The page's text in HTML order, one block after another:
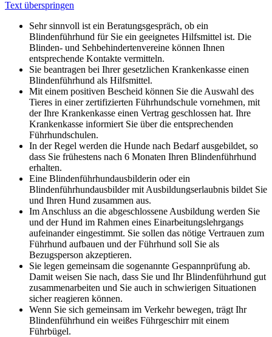
Text überspringen
Sehr sinnvoll ist ein Beratungsgespräch, ob ein
Blindenführhund für Sie ein geeignetes Hilfsmittel ist. Die
Blinden- und Sehbehindertenvereine können Ihnen
entsprechende Kontakte vermitteln.
Sie beantragen bei Ihrer gesetzlichen Krankenkasse einen
Blindenführhund als Hilfsmittel.
Mit einem positiven Bescheid können Sie die Auswahl des
Tieres in einer zertifizierten Führhundschule vornehmen, mit
der Ihre Krankenkasse einen Vertrag geschlossen hat. Ihre
Krankenkasse informiert Sie über die entsprechenden
Führhundschulen.
In der Regel werden die Hunde nach Bedarf ausgebildet, so
dass Sie frühestens nach 6 Monaten Ihren Blindenführhund
erhalten.
Eine Blindenführhundausbilderin oder ein
Blindenführhundausbilder mit Ausbildungserlaubnis bildet Sie
und Ihren Hund zusammen aus.
Im Anschluss an die abgeschlossene Ausbildung werden Sie
und der Hund im Rahmen eines Einarbeitungslehrgangs
aufeinander eingestimmt. Sie sollen das nötige Vertrauen zum
Führhund aufbauen und der Führhund soll Sie als
Bezugsperson akzeptieren.
Sie legen gemeinsam die sogenannte Gespannprüfung ab.
Damit weisen Sie nach, dass Sie und Ihr Blindenführhund gut
zusammenarbeiten und Sie auch in schwierigen Situationen
sicher reagieren können.
Wenn Sie sich gemeinsam im Verkehr bewegen, trägt Ihr
Blindenführhund ein weißes Führgeschirr mit einem
Führbügel.